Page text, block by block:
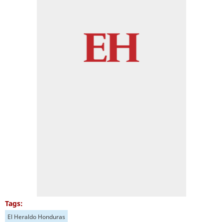
Tags:
El Heraldo Honduras